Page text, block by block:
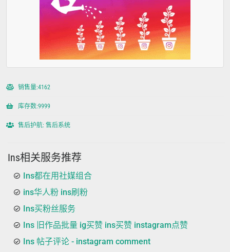
销售量:4162
库存数:9999
售后护航: 售后系统
Ins相关服务推荐
Ins都在用社媒组合
ins华人粉 ins刷粉
Ins买粉丝服务
Ins 旧作品批量 ig买赞 ins买赞 instagram点赞
Ins 帖子评论 - instagram comment